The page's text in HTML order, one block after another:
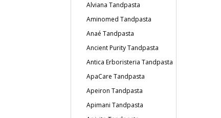
Alviana Tandpasta
Aminomed Tandpasta
Anaé Tandpasta
Ancient Purity Tandpasta
Antica Erboristeria Tandpasta
ApaCare Tandpasta
Apeiron Tandpasta
Apimani Tandpasta